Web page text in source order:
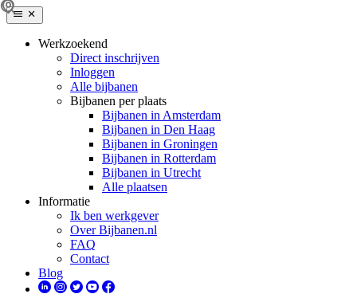
Werkzoekend
Direct inschrijven
Inloggen
Alle bijbanen
Bijbanen per plaats
Bijbanen in Amsterdam
Bijbanen in Den Haag
Bijbanen in Groningen
Bijbanen in Rotterdam
Bijbanen in Utrecht
Alle plaatsen
Informatie
Ik ben werkgever
Over Bijbanen.nl
FAQ
Contact
Blog